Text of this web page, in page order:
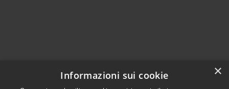
×
Informazioni sui cookie